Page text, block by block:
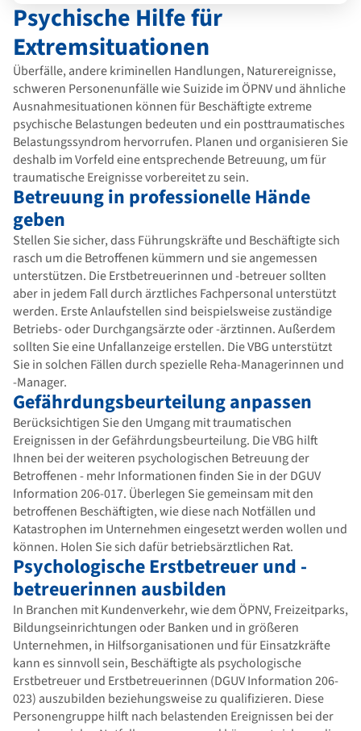
Psychische Hilfe für
Extremsituationen
Überfälle, andere kriminellen Handlungen, Naturereignisse,
schweren Personenunfälle wie Suizide im ÖPNV und ähnliche
Ausnahmesituationen können für Beschäftigte extreme
psychische Belastungen bedeuten und ein posttraumatisches
Belastungssyndrom hervorrufen. Planen und organisieren Sie
deshalb im Vorfeld eine entsprechende Betreuung, um für
traumatische Ereignisse vorbereitet zu sein.
Betreuung in professionelle Hände
geben
Stellen Sie sicher, dass Führungskräfte und Beschäftigte sich
rasch um die Betroffenen kümmern und sie angemessen
unterstützen. Die Erstbetreuerinnen und -betreuer sollten
aber in jedem Fall durch ärztliches Fachpersonal unterstützt
werden. Erste Anlaufstellen sind beispielsweise zuständige
Betriebs- oder Durchgangsärzte oder -ärztinnen. Außerdem
sollten Sie eine Unfallanzeige erstellen. Die VBG unterstützt
Sie in solchen Fällen durch spezielle Reha-Managerinnen und
-Manager.
Gefährdungsbeurteilung anpassen
Berücksichtigen Sie den Umgang mit traumatischen
Ereignissen in der Gefährdungsbeurteilung. Die VBG hilft
Ihnen bei der weiteren psychologischen Betreuung der
Betroffenen - mehr Informationen finden Sie in der DGUV
Information 206-017. Überlegen Sie gemeinsam mit den
betroffenen Beschäftigten, wie diese nach Notfällen und
Katastrophen im Unternehmen eingesetzt werden wollen und
können. Holen Sie sich dafür betriebsärztlichen Rat.
Psychologische Erstbetreuer und -
betreuerinnen ausbilden
In Branchen mit Kundenverkehr, wie dem ÖPNV, Freizeitparks,
Bildungseinrichtungen oder Banken und in größeren
Unternehmen, in Hilfsorganisationen und für Einsatzkräfte
kann es sinnvoll sein, Beschäftigte als psychologische
Erstbetreuer und Erstbetreuerinnen (DGUV Information 206-
023) auszubilden beziehungsweise zu qualifizieren. Diese
Personengruppe hilft nach belastenden Ereignissen bei der